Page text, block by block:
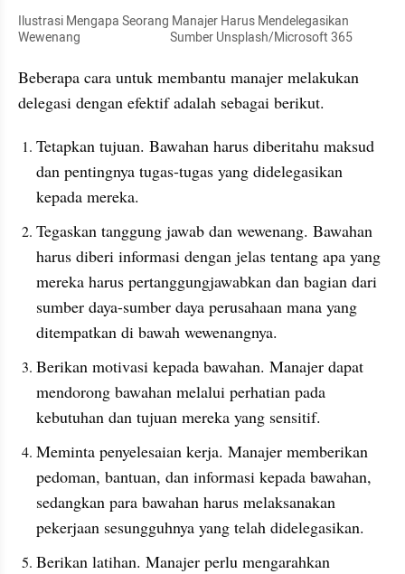
Ilustrasi Mengapa Seorang Manajer Harus Mendelegasikan
Wewenang                                 Sumber Unsplash/Microsoft 365
Beberapa cara untuk membantu manajer melakukan
delegasi dengan efektif adalah sebagai berikut.
Tetapkan tujuan. Bawahan harus diberitahu maksud
dan pentingnya tugas-tugas yang didelegasikan
kepada mereka.
Tegaskan tanggung jawab dan wewenang. Bawahan
harus diberi informasi dengan jelas tentang apa yang
mereka harus pertanggungjawabkan dan bagian dari
sumber daya-sumber daya perusahaan mana yang
ditempatkan di bawah wewenangnya.
Berikan motivasi kepada bawahan. Manajer dapat
mendorong bawahan melalui perhatian pada
kebutuhan dan tujuan mereka yang sensitif.
Meminta penyelesaian kerja. Manajer memberikan
pedoman, bantuan, dan informasi kepada bawahan,
sedangkan para bawahan harus melaksanakan
pekerjaan sesungguhnya yang telah didelegasikan.
Berikan latihan. Manajer perlu mengarahkan